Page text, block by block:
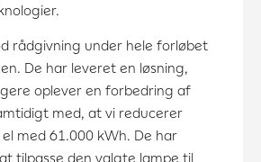
rådgivning under hele forløbet
De har leveret en løsning,
oplever en forbedring af
med, at vi reducerer
med 61.000 kWh. De har
tilpasse den valgte lampe til